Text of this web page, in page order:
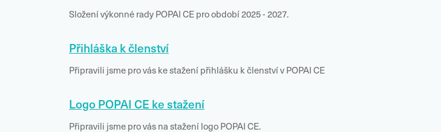
Složení výkonné rady POPAI CE pro období 2025 - 2027.
Přihláška k členství
Připravili jsme pro vás ke stažení přihlášku k členství v POPAI CE
Logo POPAI CE ke stažení
Připravili jsme pro vás na stažení logo POPAI CE.